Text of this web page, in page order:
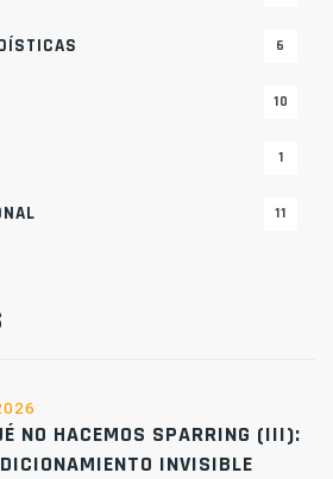
6
10
1
11
NO HACEMOS SPARRING (III):
INVISIBLE